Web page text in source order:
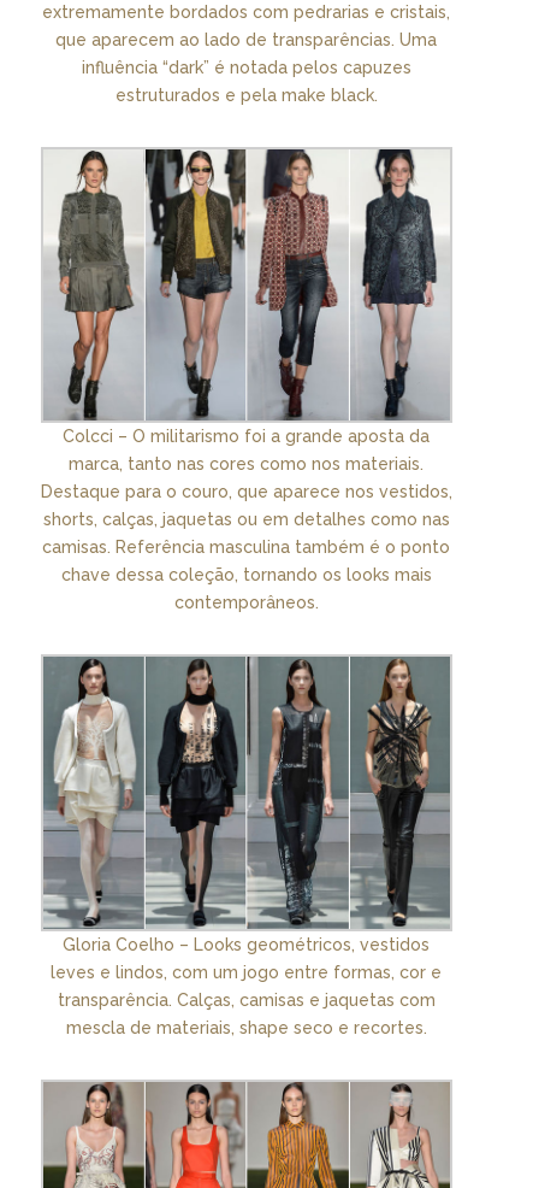
extremamente bordados com pedrarias e cristais,
que aparecem ao lado de transparências. Uma
influência “dark” é notada pelos capuzes
estruturados e pela make black.
Colcci – O militarismo foi a grande aposta da
marca, tanto nas cores como nos materiais.
Destaque para o couro, que aparece nos vestidos,
shorts, calças, jaquetas ou em detalhes como nas
camisas. Referência masculina também é o ponto
chave dessa coleção, tornando os looks mais
contemporâneos.
Gloria Coelho – Looks geométricos, vestidos
leves e lindos, com um jogo entre formas, cor e
transparência. Calças, camisas e jaquetas com
mescla de materiais, shape seco e recortes.